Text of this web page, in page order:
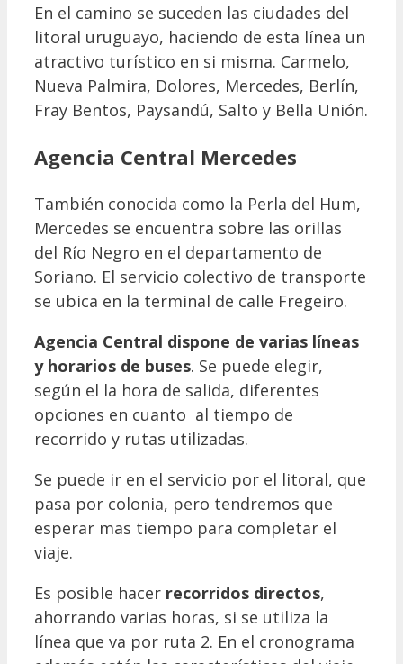
En el camino se suceden las ciudades del
litoral uruguayo, haciendo de esta línea un
atractivo turístico en si misma. Carmelo,
Nueva Palmira, Dolores, Mercedes, Berlín,
Fray Bentos, Paysandú, Salto y Bella Unión.
Agencia Central Mercedes
También conocida como la Perla del Hum,
Mercedes se encuentra sobre las orillas
del Río Negro en el departamento de
Soriano. El servicio colectivo de transporte
se ubica en la terminal de calle Fregeiro.
Agencia Central dispone de varias líneas
y horarios de buses. Se puede elegir,
según el la hora de salida, diferentes
opciones en cuanto al tiempo de
recorrido y rutas utilizadas.
Se puede ir en el servicio por el litoral, que
pasa por colonia, pero tendremos que
esperar mas tiempo para completar el
viaje.
Es posible hacer recorridos directos,
ahorrando varias horas, si se utiliza la
línea que va por ruta 2. En el cronograma